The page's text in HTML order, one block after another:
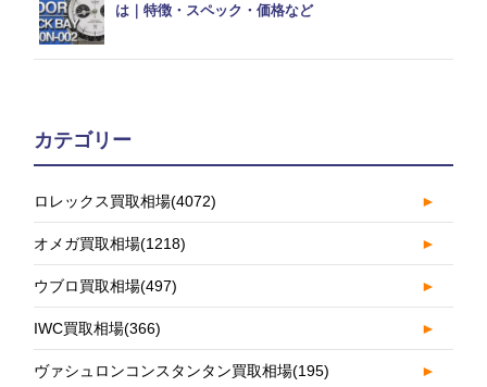
は｜特徴・スペック・価格など
カテゴリー
ロレックス買取相場(4072) ►
オメガ買取相場(1218) ►
ウブロ買取相場(497) ►
IWC買取相場(366) ►
ヴァシュロンコンスタンタン買取相場(195) ►